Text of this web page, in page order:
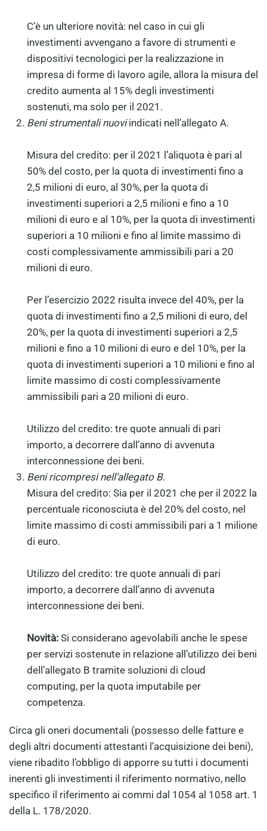
C’è un ulteriore novità: nel caso in cui gli
investimenti avvengano a favore di strumenti e
dispositivi tecnologici per la realizzazione in
impresa di forme di lavoro agile, allora la misura del
credito aumenta al 15% degli investimenti
sostenuti, ma solo per il 2021.
Beni strumentali nuoviindicati nell’allegato A.
Misura del credito: per il 2021 l’aliquota è pari al
50% del costo, per la quota di investimenti fino a
2,5 milioni di euro, al 30%, per la quota di
investimenti superiori a 2,5 milioni e fino a 10
milioni di euro e al 10%, per la quota di investimenti
superiori a 10 milioni e fino al limite massimo di
costi complessivamente ammissibili pari a 20
milioni di euro.
Per l’esercizio 2022 risulta invece del 40%, per la
quota di investimenti fino a 2,5 milioni di euro, del
20%, per la quota di investimenti superiori a 2,5
milioni e fino a 10 milioni di euro e del 10%, per la
quota di investimenti superiori a 10 milioni e fino al
limite massimo di costi complessivamente
ammissibili pari a 20 milioni di euro.
Utilizzo del credito: tre quote annuali di pari
importo, a decorrere dall’anno di avvenuta
interconnessione dei beni.
Beni ricompresi nell’allegato B.
Misura del credito: Sia per il 2021 che per il 2022 la
percentuale riconosciuta è del 20% del costo, nel
limite massimo di costi ammissibili pari a 1 milione
di euro.
Utilizzo del credito: tre quote annuali di pari
importo, a decorrere dall’anno di avvenuta
interconnessione dei beni.
Novità: Si considerano agevolabili anche le spese
per servizi sostenute in relazione all’utilizzo dei beni
dell’allegato B tramite soluzioni di cloud
computing, per la quota imputabile per
competenza.
Circa gli oneri documentali (possesso delle fatture e
degli altri documenti attestanti l’acquisizione dei beni),
viene ribadito l’obbligo di apporre su tutti i documenti
inerenti gli investimenti il riferimento normativo, nello
specifico il riferimento ai commi dal 1054 al 1058 art. 1
della L. 178/2020.